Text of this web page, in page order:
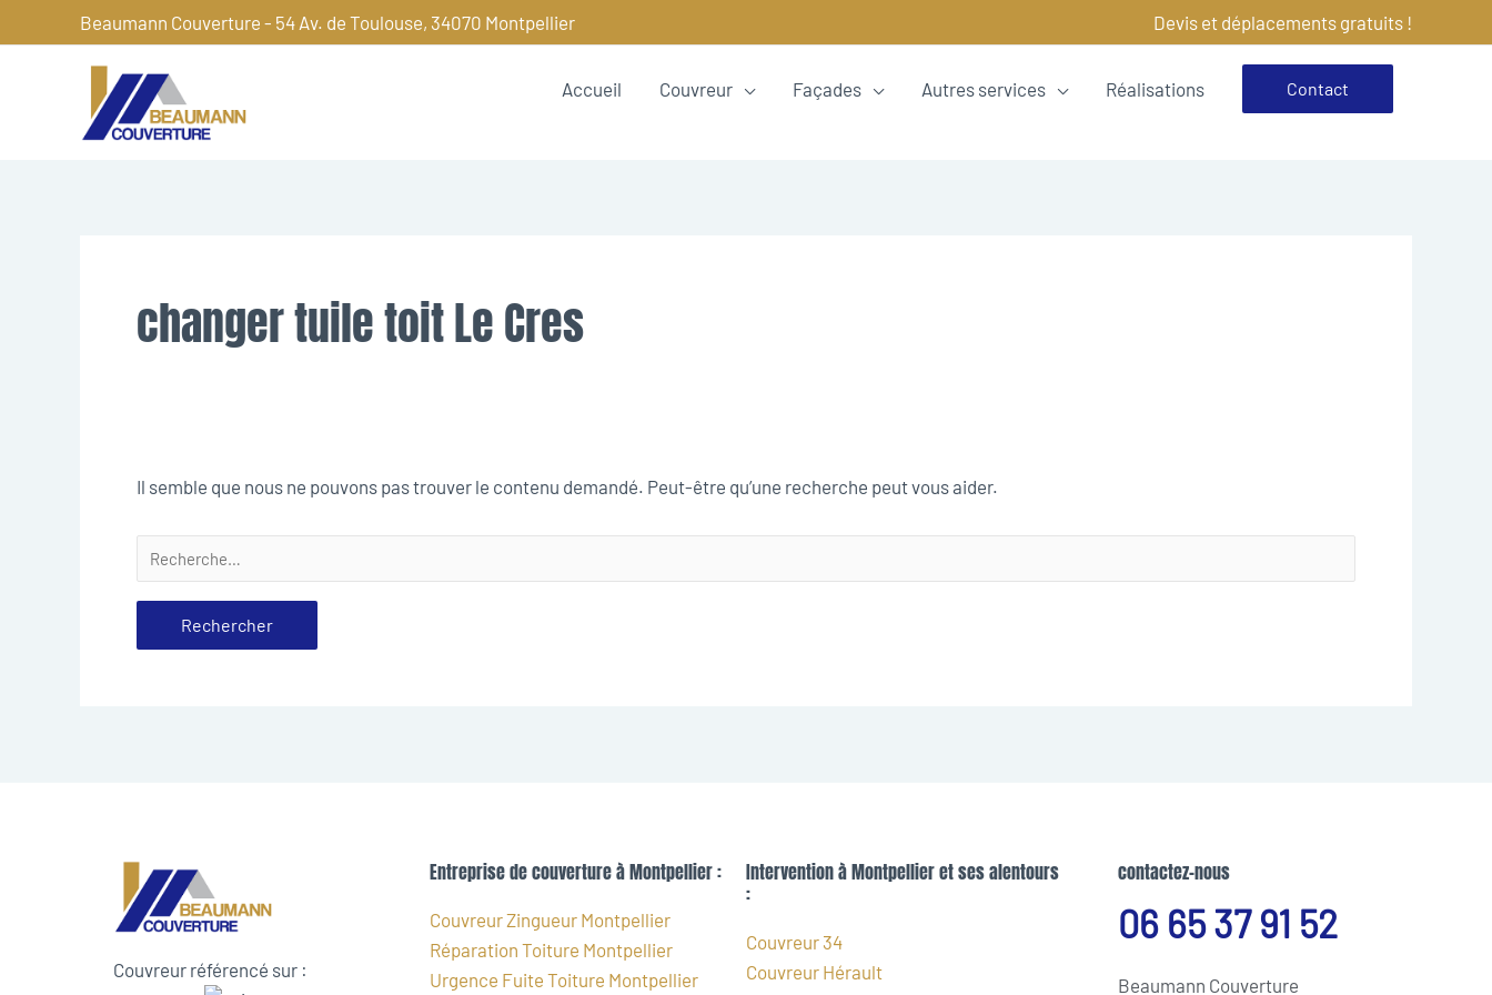
au
Beaumann Couverture - 54 Av. de Toulouse, 34070 Montpellier Devis et déplacements gratuits !
Accueil Couvreur Façades Autres services Réalisations Contact
changer tuile toit Le Cres
Il semble que nous ne pouvons pas trouver le contenu demandé. Peut-être qu’une recherche peut vous aider.
Couvreur référencé sur :
Entreprise de couverture à Montpellier :
Couvreur Zingueur Montpellier
Réparation Toiture Montpellier
Urgence Fuite Toiture Montpellier
Intervention à Montpellier et ses alentours
:
Couvreur 34
Couvreur Hérault
contactez-nous
06 65 37 91 52
Beaumann Couverture